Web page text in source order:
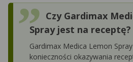
Czy Gardimax
Spray jest na receptę?
Gardimax Medica Lemon
konieczności okazywania